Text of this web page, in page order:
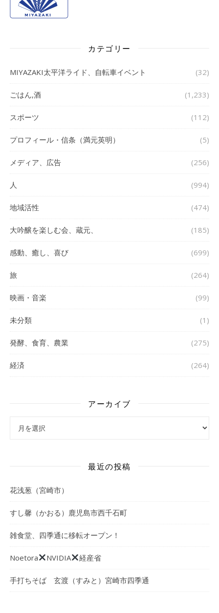
カテゴリー
MIYAZAKI太平洋ライド、自転車イベント (32)
ごはん,酒 (1,233)
スポーツ (112)
プロフィール・信条（満元英明） (5)
メディア、広告 (256)
人 (994)
地域活性 (474)
大吟醸を楽しむ会、蔵元、 (185)
感動、癒し、喜び (699)
旅 (264)
映画・音楽 (99)
未分類 (1)
発酵、食育、農業 (275)
経済 (264)
アーカイブ
最近の投稿
花浅葱（宮崎市）
すし馨（かおる）鹿児島市西千石町
雑食堂、四季通に移転オープン！
Noetora NVIDIA 経産省
手打ちそば 玄渡（すみと）宮崎市四季通